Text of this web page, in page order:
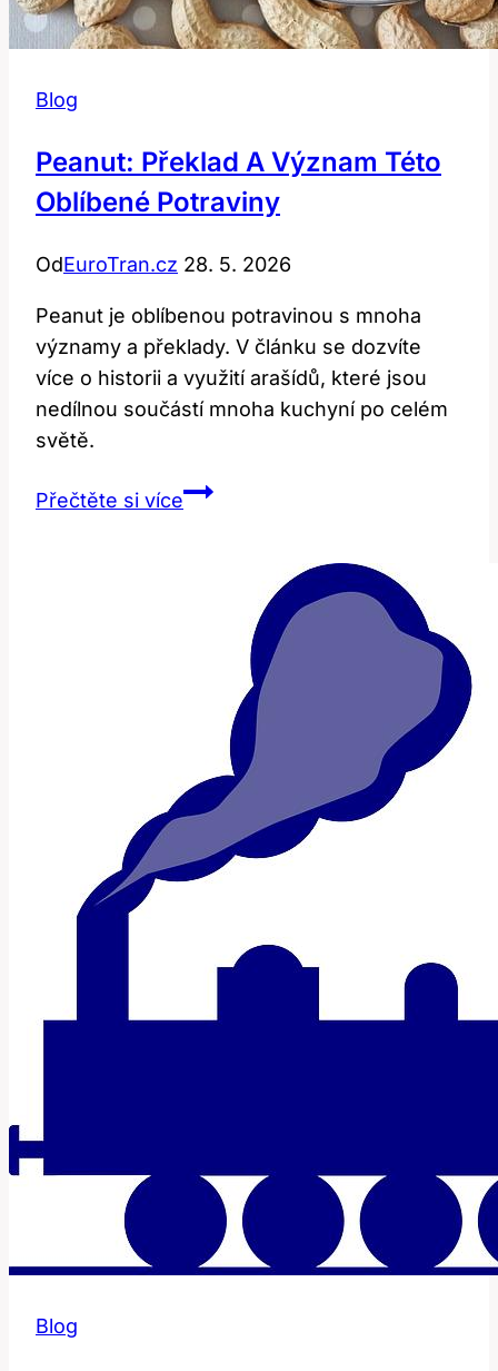
Blog
Peanut: Překlad A Význam Této
Oblíbené Potraviny
OdEuroTran.cz 28. 5. 2026
Peanut je oblíbenou potravinou s mnoha
významy a překlady. V článku se dozvíte
více o historii a využití arašídů, které jsou
nedílnou součástí mnoha kuchyní po celém
světě.
Přečtěte si vícePeanut:
oblíbené
potraviny
Blog